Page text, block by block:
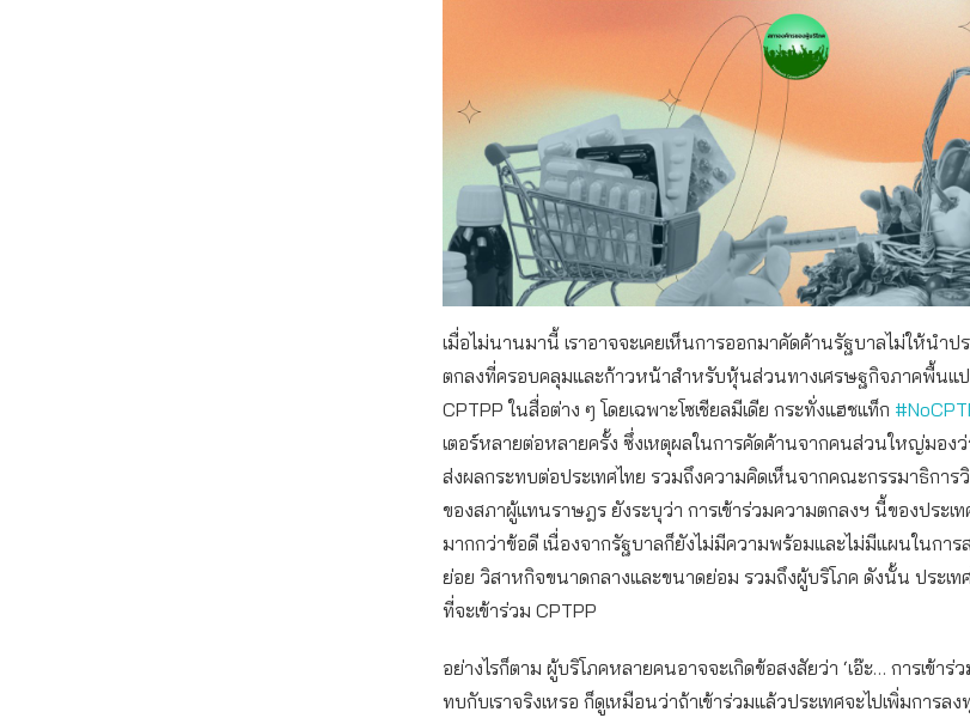
เมื่อไม่นานมานี้ เราอาจจะเคยเห็นการออกมาคัดค้านรัฐบาลไม่ให้นำปร
ตกลงที่ครอบคลุมและก้าวหน้าสำหรับหุ้นส่วนทางเศรษฐกิจภาคพื้นแ
CPTPP ในสื่อต่าง ๆ โดยเฉพาะโซเชียลมีเดีย กระทั่งแฮชแท็ก
เตอร์หลายต่อหลายครั้ง ซึ่งเหตุผลในการคัดค้านจากคนส่วนใหญ่มองว่
ส่งผลกระทบต่อประเทศไทย รวมถึงความคิดเห็นจากคณะกรรมาธิกา
ของสภาผู้แทนราษฎร ยังระบุว่า การเข้าร่วมความตกลงฯ นี้ของประเท
มากกว่าข้อดี เนื่องจากรัฐบาลก็ยังไม่มีความพร้อมและไม่มีแผนในกา
ย่อย วิสาหกิจขนาดกลางและขนาดย่อม รวมถึงผู้บริโภค ดังนั้น ประเท
ที่จะเข้าร่วม CPTPP
อย่างไรก็ตาม ผู้บริโภคหลายคนอาจจะเกิดข้อสงสัยว่า ‘เอ๊ะ… การเข้าร่
ทบกับเราจริงเหรอ ก็ดูเหมือนว่าถ้าเข้าร่วมแล้วประเทศจะไปเพิ่มการล